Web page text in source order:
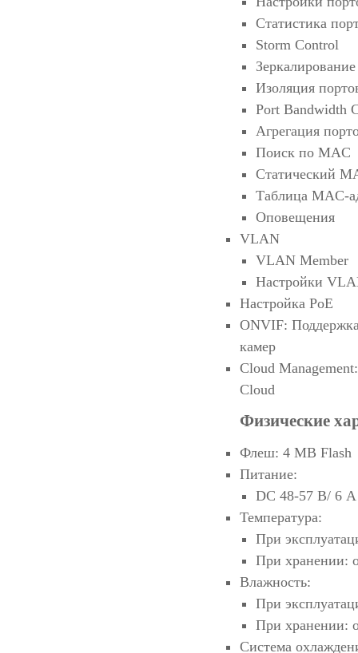
Статистика
Storm Control
Изоляция
Port Bandwidth
Агрегация
Поиск по MAC
Статический
Таблица MAC-
Оповещения
VLAN
VLAN Member
Настройки
Настройка PoE
ONVIF:
камер
Cloud
Cloud
Физические
Флеш: 4 MB Flash
Питание:
DC 48-57 В/ 6
Температура:
При
При хранении:
Влажность:
При
При хранении:
Система